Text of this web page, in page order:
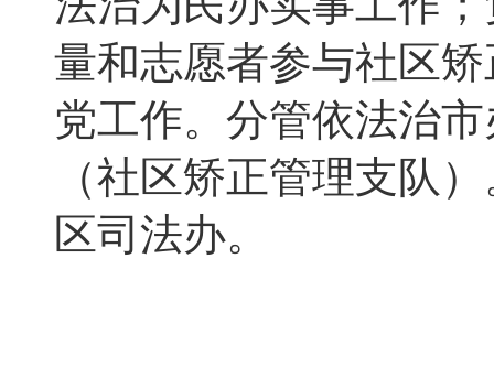
量和志愿者参与社区
党工作。分管依法治
（社区矫正管理支队
区司法办。